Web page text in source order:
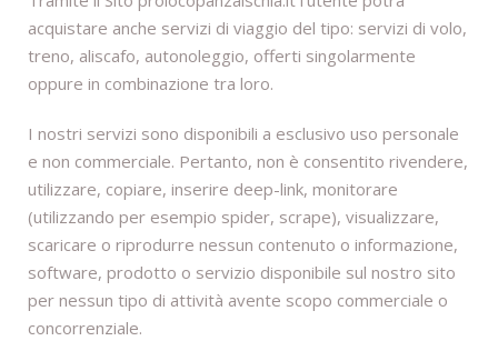
acquistare anche servizi di viaggio del tipo: servizi di volo,
treno, aliscafo, autonoleggio, offerti singolarmente
oppure in combinazione tra loro.
I nostri servizi sono disponibili a esclusivo uso personale
e non commerciale. Pertanto, non è consentito rivendere,
utilizzare, copiare, inserire deep-link, monitorare
(utilizzando per esempio spider, scrape), visualizzare,
scaricare o riprodurre nessun contenuto o informazione,
software, prodotto o servizio disponibile sul nostro sito
per nessun tipo di attività avente scopo commerciale o
concorrenziale.